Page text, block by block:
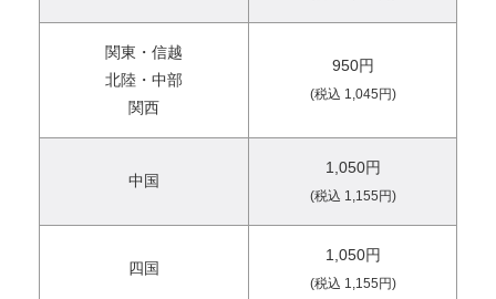
関東・信越
北陸・中部
関西
950円
(税込 1,045円)
中国
1,050円
(税込 1,155円)
四国
1,050円
(税込 1,155円)